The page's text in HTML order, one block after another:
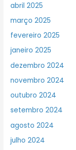
abril 2025
março 2025
fevereiro 2025
janeiro 2025
dezembro 2024
novembro 2024
outubro 2024
setembro 2024
agosto 2024
julho 2024